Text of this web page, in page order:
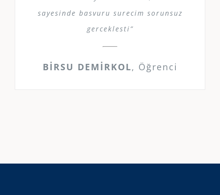
sayesinde basvuru surecim sorunsuz
gerceklesti”
BİRSU DEMİRKOL, Öğrenci